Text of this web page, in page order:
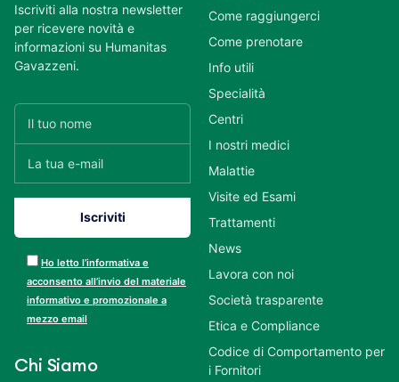
Iscriviti alla nostra newsletter
per ricevere novità e
informazioni su Humanitas
Gavazzeni.
Ho letto l’informativa e
acconsento all’invio del materiale
informativo e promozionale a
mezzo email
Chi Siamo
Come raggiungerci
Come prenotare
Info utili
Specialità
Centri
I nostri medici
Malattie
Visite ed Esami
Trattamenti
News
Lavora con noi
Società trasparente
Etica e Compliance
Codice di Comportamento per
i Fornitori